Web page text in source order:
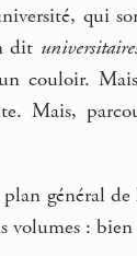
qui
dit
couloir.
Mais,
général
volumes :